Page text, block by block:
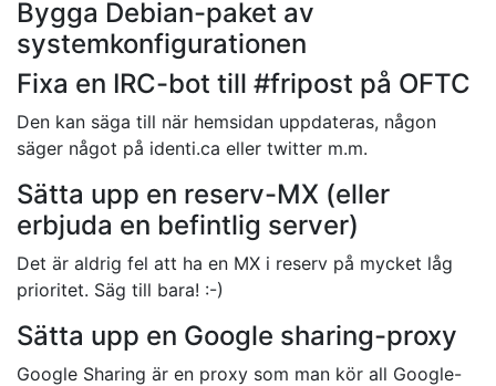
Bygga Debian-paket av
systemkonfigurationen
Fixa en IRC-bot till #fripost på OFTC
Den kan säga till när hemsidan uppdateras, någon
säger något på identi.ca eller twitter m.m.
Sätta upp en reserv-MX (eller
erbjuda en befintlig server)
Det är aldrig fel att ha en MX i reserv på mycket låg
prioritet. Säg till bara! :-)
Sätta upp en Google sharing-proxy
Google Sharing är en proxy som man kör all Google-